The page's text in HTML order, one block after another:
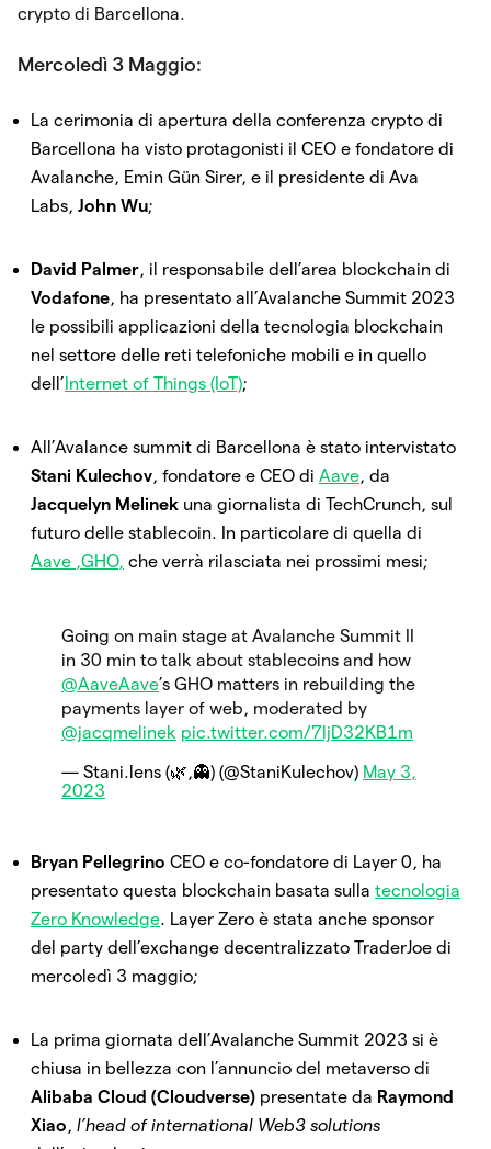
crypto di Barcellona.
Mercoledì 3 Maggio:
La cerimonia di apertura della conferenza crypto di
Barcellona ha visto protagonisti il CEO e fondatore di
Avalanche, Emin Gün Sirer, e il presidente di Ava
Labs, John Wu;
David Palmer, il responsabile dell’area blockchain di
Vodafone, ha presentato all’Avalanche Summit 2023
le possibili applicazioni della tecnologia blockchain
nel settore delle reti telefoniche mobili e in quello
dell’ Internet of Things (IoT);
All’Avalance summit di Barcellona è stato intervistato
Stani Kulechov, fondatore e CEO di Aave, da
Jacquelyn Melinek una giornalista di TechCrunch, sul
futuro delle stablecoin. In particolare di quella di
Aave ,GHO, che verrà rilasciata nei prossimi mesi;
Going on main stage at Avalanche Summit II
in 30 min to talk about stablecoins and how
@AaveAave’s GHO matters in rebuilding the
payments layer of web, moderated by
@jacqmelinek pic.twitter.com/7ljD32KB1m
— Stani.lens (🌿,👻) (@StaniKulechov) May 3,
2023
Bryan Pellegrino CEO e co-fondatore di Layer 0, ha
presentato questa blockchain basata sulla tecnologia
Zero Knowledge. Layer Zero è stata anche sponsor
del party dell’exchange decentralizzato TraderJoe di
mercoledì 3 maggio;
La prima giornata dell’Avalanche Summit 2023 si è
chiusa in bellezza con l’annuncio del metaverso di
Alibaba Cloud (Cloudverse) presentate da Raymond
Xiao, l’head of international Web3 solutions